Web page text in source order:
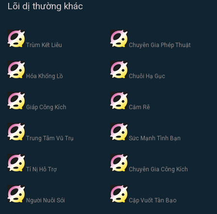
Lõi dị thường khác
Trùm Kết Liễu Chuyên Gia Phép Thuật
Hóa Khổng Lồ Chuỗi Hạ Gục
Giáp Công Kích Cắm Rễ
Trung Tâm Vũ Trụ Sức Mạnh Tình Bạn
Tí Nị Hỗ Trợ Chuyên Gia Công Kích
Người Nuôi Sói Cặp Vuốt Tàn Bạo